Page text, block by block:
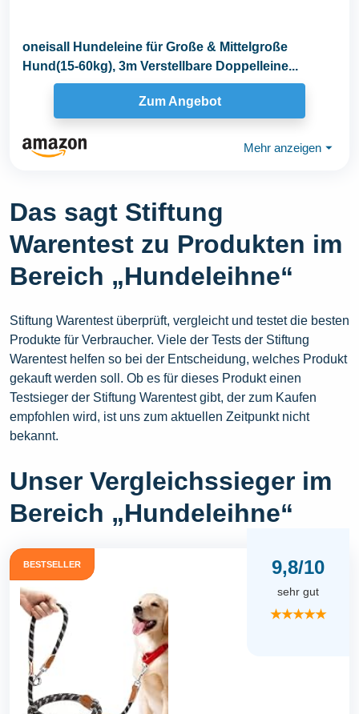
oneisall Hundeleine für Große & Mittelgroße
Hund(15-60kg), 3m Verstellbare Doppelleine...
Zum Angebot
Mehr anzeigen ⏷
Das sagt Stiftung
Warentest zu Produkten im
Bereich „Hundeleihne“
Stiftung Warentest überprüft, vergleicht und testet die besten
Produkte für Verbraucher. Viele der Tests der Stiftung
Warentest helfen so bei der Entscheidung, welches Produkt
gekauft werden soll. Ob es für dieses Produkt einen
Testsieger der Stiftung Warentest gibt, der zum Kaufen
empfohlen wird, ist uns zum aktuellen Zeitpunkt nicht
bekannt.
Unser Vergleichssieger im
Bereich „Hundeleihne“
BESTSELLER 9,8/10
sehr gut
★★★★★